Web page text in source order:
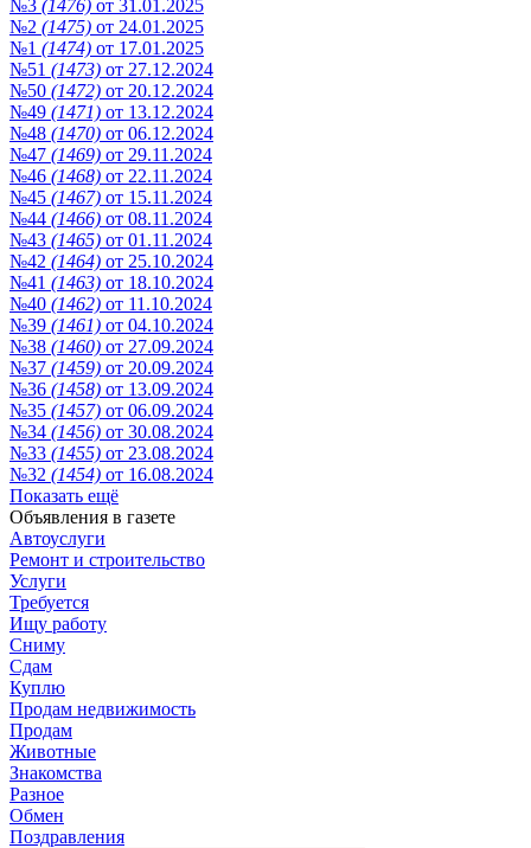
№3 (1476) от 31.01.2025
№2 (1475) от 24.01.2025
№1 (1474) от 17.01.2025
№51 (1473) от 27.12.2024
№50 (1472) от 20.12.2024
№49 (1471) от 13.12.2024
№48 (1470) от 06.12.2024
№47 (1469) от 29.11.2024
№46 (1468) от 22.11.2024
№45 (1467) от 15.11.2024
№44 (1466) от 08.11.2024
№43 (1465) от 01.11.2024
№42 (1464) от 25.10.2024
№41 (1463) от 18.10.2024
№40 (1462) от 11.10.2024
№39 (1461) от 04.10.2024
№38 (1460) от 27.09.2024
№37 (1459) от 20.09.2024
№36 (1458) от 13.09.2024
№35 (1457) от 06.09.2024
№34 (1456) от 30.08.2024
№33 (1455) от 23.08.2024
№32 (1454) от 16.08.2024
Показать ещё
Объявления в газете
Автоуслуги
Ремонт и строительство
Услуги
Требуется
Ищу работу
Сниму
Сдам
Куплю
Продам недвижимость
Продам
Животные
Знакомства
Разное
Обмен
Поздравления